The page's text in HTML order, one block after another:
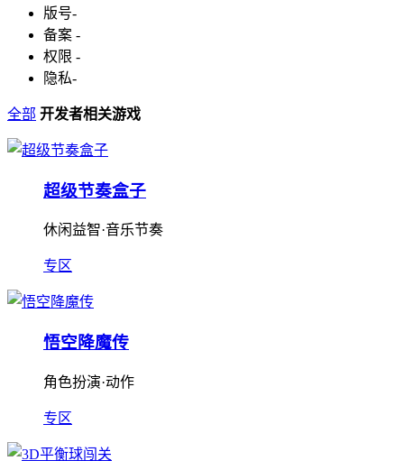
版号-
备案 -
权限 -
隐私-
全部 开发者相关游戏
超级节奏盒子
休闲益智·音乐节奏
专区
悟空降魔传
角色扮演·动作
专区